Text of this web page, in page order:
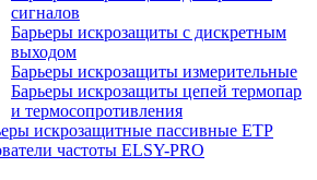
сигналов
Барьеры искрозащиты с дискретным
выходом
Барьеры искрозащиты измерительные
Барьеры искрозащиты цепей термопар
и термосопротивления
искрозащитные пассивные ЕТР
частоты ELSY-PRO